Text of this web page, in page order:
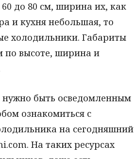
до 80 см, ширина их, как
и кухня небольшая, то
холодильники. Габариты
по высоте, ширина и
нужно быть осведомленным
ознакомиться с
на сегодняшний
На таких ресурсах